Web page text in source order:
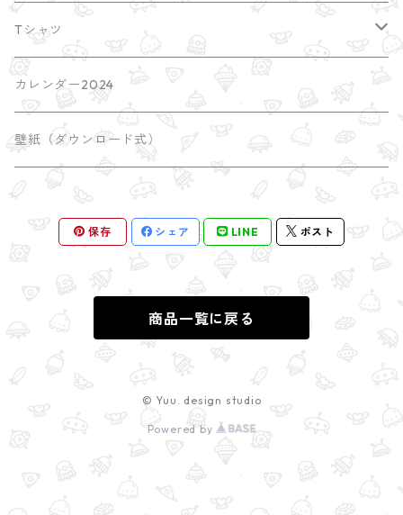
額装サイズ大 A2
earth
universe
屋久島
mini額
ポストカード
ブローチ・缶バッチ
しおり
ポチ袋
漫画 comic
mini額
Tシャツ
imacocoTシャツ
SATORI Tシャツ
瞑想のポーズ
木のポーズ
三角のポーズ
カレンダー2024
壁紙（ダウンロード式）
保存 シェア LINE ポスト
商品一覧に戻る
© Yuu. design studio
Powered by